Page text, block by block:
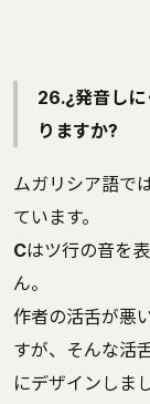
26.¿発音しに
りますか?
ムガリシア語で
ています。
Cはツ行の音を
ん。
作者の活舌が悪
すが、そんな活
にデザインしま